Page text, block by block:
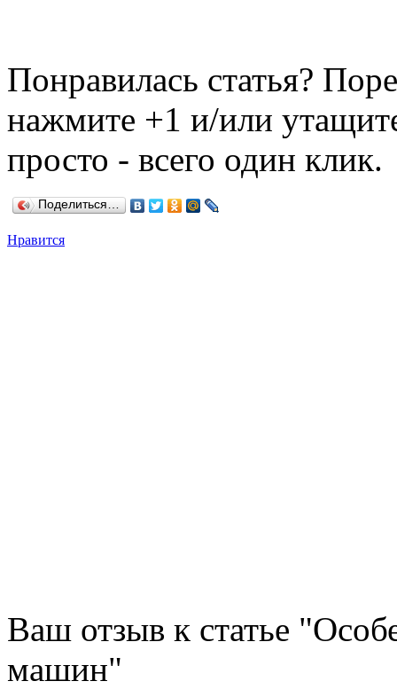
Понравилась статья?
нажмите +1 и/или
просто - всего один клик.
Поделиться…
Нравится
Ваш отзыв к статье
машин"